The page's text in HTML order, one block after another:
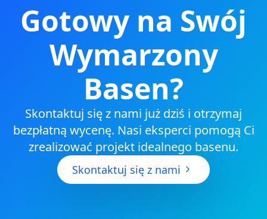
Gotowy na Swój
Wymarzony
Basen?
Skontaktuj się z nami już dziś i otrzymaj
bezpłatną wycenę. Nasi eksperci pomogą Ci
zrealizować projekt idealnego basenu.
Skontaktuj się z nami